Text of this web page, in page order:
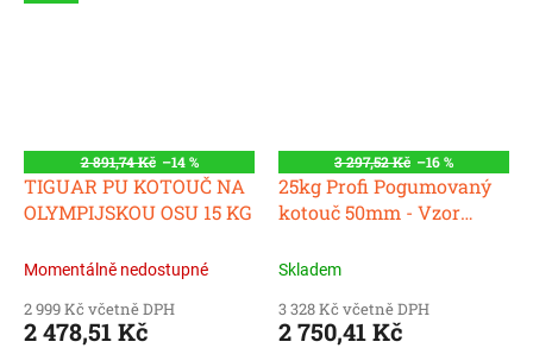
2 891,74 Kč –14 %
TIGUAR PU KOTOUČ NA
OLYMPIJSKOU OSU 15 KG
Momentálně nedostupné
2 999 Kč včetně DPH
2 478,51 Kč
3 297,52 Kč –16 %
25kg Profi Pogumovaný
kotouč 50mm - Vzor
Skladem
3 328 Kč včetně DPH
2 750,41 Kč